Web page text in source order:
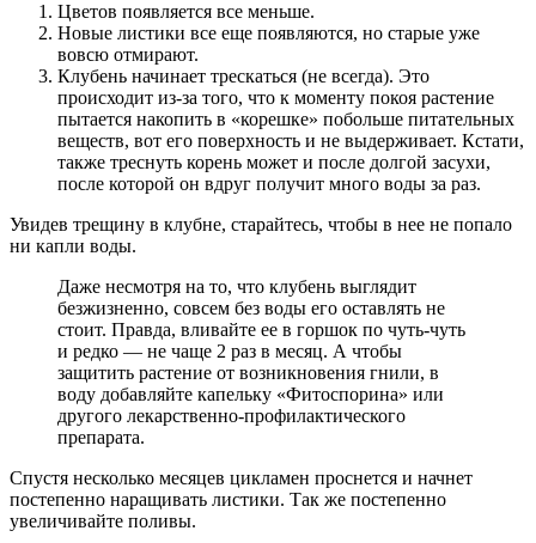
Цветов появляется все меньше.
Новые листики все еще появляются, но старые уже
вовсю отмирают.
Клубень начинает трескаться (не всегда). Это
происходит из-за того, что к моменту покоя растение
пытается накопить в «корешке» побольше питательных
веществ, вот его поверхность и не выдерживает. Кстати,
также треснуть корень может и после долгой засухи,
после которой он вдруг получит много воды за раз.
Увидев трещину в клубне, старайтесь, чтобы в нее не попало
ни капли воды.
Даже несмотря на то, что клубень выглядит
безжизненно, совсем без воды его оставлять не
стоит. Правда, вливайте ее в горшок по чуть-чуть
и редко — не чаще 2 раз в месяц. А чтобы
защитить растение от возникновения гнили, в
воду добавляйте капельку «Фитоспорина» или
другого лекарственно-профилактического
препарата.
Спустя несколько месяцев цикламен проснется и начнет
постепенно наращивать листики. Так же постепенно
увеличивайте поливы.